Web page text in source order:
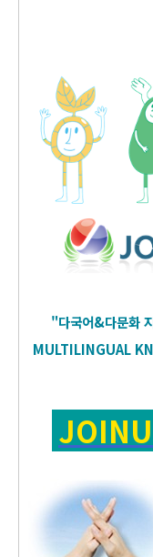
"다국어&다문화
MULTILINGUAL